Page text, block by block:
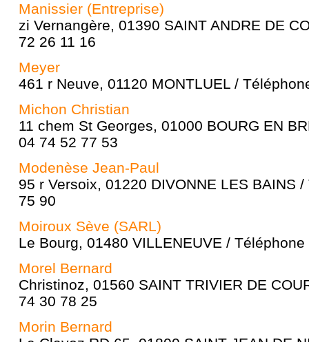
Manissier (Entreprise)
zi Vernangère, 01390 SAINT ANDRE DE
72 26 11 16
Meyer
461 r Neuve, 01120 MONTLUEL /
Michon Christian
11 chem St Georges, 01000 BOURG EN
04 74 52 77 53
Modenèse Jean-Paul
95 r Versoix, 01220 DIVONNE LES BAINS
75 90
Moiroux Sève (SARL)
Le Bourg, 01480 VILLENEUVE /
Morel Bernard
Christinoz, 01560 SAINT TRIVIER DE
74 30 78 25
Morin Bernard